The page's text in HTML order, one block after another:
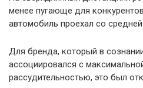
менее пугающе для
автомобиль проехал со
Для бренда, который в
ассоциировался с
рассудительностью, это был